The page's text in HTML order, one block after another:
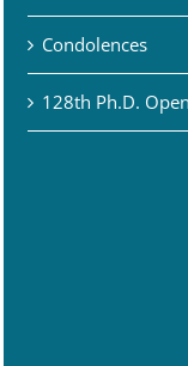
Condolences
128th Ph.D.